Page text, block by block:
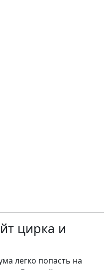
цирка и
легко попасть на